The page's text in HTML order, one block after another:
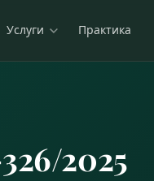
Услуги Практика
2025